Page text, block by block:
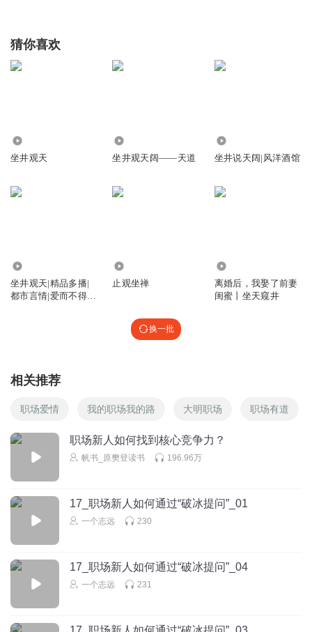
猜你喜欢
坐井观天 坐井观天阔——天道 坐井说天阔|风洋酒馆
坐井观天|精品多播|
都市言情|爱而不得|
止观坐禅
离婚后，我娶了前妻
闺蜜丨坐天窥井
换一批
相关推荐
职场爱情 我的职场我的路 大明职场 职场有道
职场新人如何找到核心竞争力？
帆书_原樊登读书 196.96万
17_职场新人如何通过“破冰提问”_01
一个志远 230
17_职场新人如何通过“破冰提问”_04
一个志远 231